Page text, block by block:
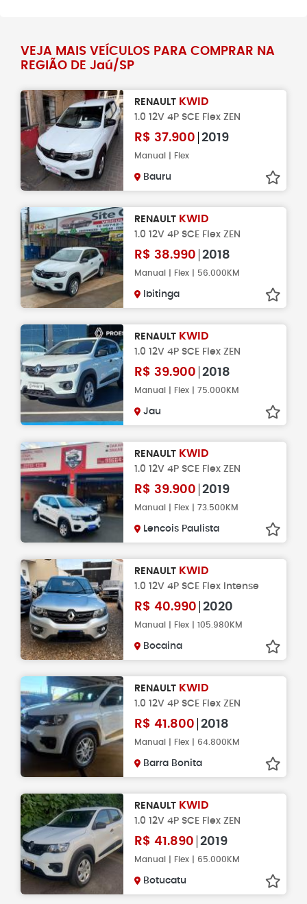
VEJA MAIS VEÍCULOS PARA COMPRAR NA
REGIÃO DE Jaú/SP
RENAULT KWID
1.0 12V 4P SCE Flex ZEN
R$ 37.900 2019
Manual | Flex
Bauru
RENAULT KWID
1.0 12V 4P SCE Flex ZEN
R$ 38.990 2018
Manual | Flex | 56.000KM
Ibitinga
RENAULT KWID
1.0 12V 4P SCE Flex ZEN
R$ 39.900 2018
Manual | Flex | 75.000KM
Jau
RENAULT KWID
1.0 12V 4P SCE Flex ZEN
R$ 39.900 2019
Manual | Flex | 73.500KM
Lencois Paulista
RENAULT KWID
1.0 12V 4P SCE Flex Intense
R$ 40.990 2020
Manual | Flex | 105.980KM
Bocaina
RENAULT KWID
1.0 12V 4P SCE Flex ZEN
R$ 41.800 2018
Manual | Flex | 64.800KM
Barra Bonita
RENAULT KWID
1.0 12V 4P SCE Flex ZEN
R$ 41.890 2019
Manual | Flex | 65.000KM
Botucatu